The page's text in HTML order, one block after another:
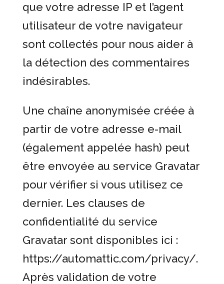
que votre adresse IP et l’agent
utilisateur de votre navigateur
sont collectés pour nous aider à
la détection des commentaires
indésirables.
Une chaîne anonymisée créée à
partir de votre adresse e-mail
(également appelée hash) peut
être envoyée au service Gravatar
pour vérifier si vous utilisez ce
dernier. Les clauses de
confidentialité du service
Gravatar sont disponibles ici :
https://automattic.com/privacy/.
Après validation de votre